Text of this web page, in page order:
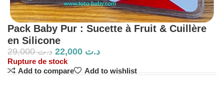
Pack Baby Pur : Sucette à Fruit & Cuillère
en Silicone
د.ت29,000 د.ت
Rupture de stock
Add to compare
Add to wishlist